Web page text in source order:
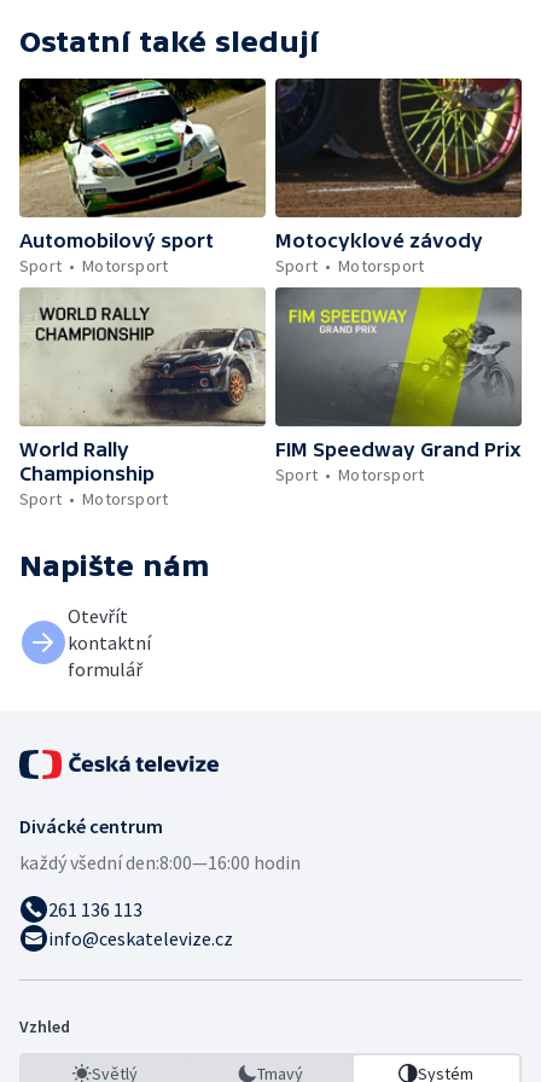
Ostatní také sledují
Automobilový sport
Sport
Motorsport
Motocyklové závody
Sport
Motorsport
World Rally
Championship
Sport
Motorsport
FIM Speedway Grand Prix
Sport
Motorsport
Napište nám
Otevřít
kontaktní
formulář
Divácké centrum
každý všední den:8:00—16:00 hodin
261 136 113
info@ceskatelevize.cz
Vzhled
Světlý Tmavý Systém